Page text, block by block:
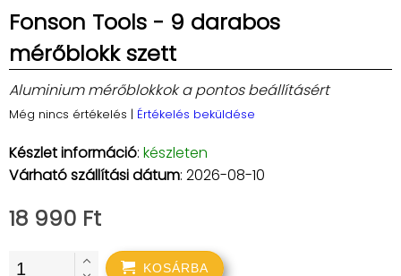
Fonson Tools - 9 darabos
mérőblokk szett
Aluminium mérőblokkok a pontos beállításért
Még nincs értékelés | Értékelés beküldése
Készlet információ: készleten
Várható szállítási dátum: 2026-08-10
18 990 Ft
KOSÁRBA